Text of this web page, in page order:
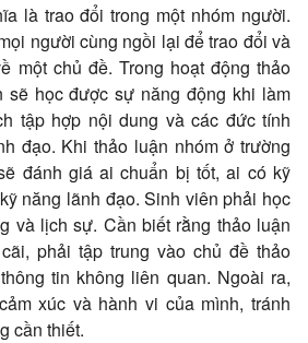
là trao đổi trong một nhóm người.
người cùng ngồi lại để trao đổi và
một chủ đề. Trong hoạt động thảo
sẽ học được sự năng động khi làm
tập hợp nội dung và các đức tính
đạo. Khi thảo luận nhóm ở trường
đánh giá ai chuẩn bị tốt, ai có kỹ
năng lãnh đạo. Sinh viên phải học
và lịch sự. Cần biết rằng thảo luận
phải tập trung vào chủ đề thảo
tin không liên quan. Ngoài ra,
xúc và hành vi của mình, tránh
cần thiết.